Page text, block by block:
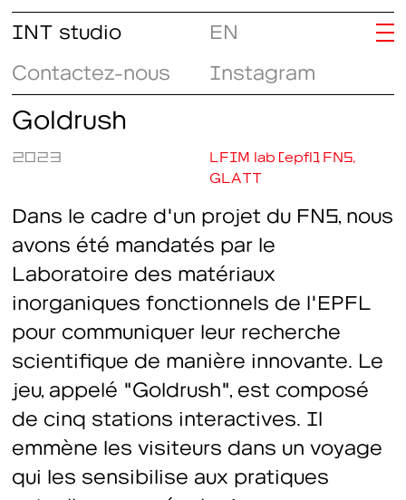
INT studio
Contactez-nous
Instagram
EN
Goldrush
2023
LFIM lab (epfl), FNS,
GLATT
Dans le cadre d'un projet du FNS, nous
avons été mandatés par le
Laboratoire des matériaux
inorganiques fonctionnels de l'EPFL
pour communiquer leur recherche
scientifique de manière innovante. Le
jeu, appelé "Goldrush", est composé
de cinq stations interactives. Il
emmène les visiteurs dans un voyage
qui les sensibilise aux pratiques